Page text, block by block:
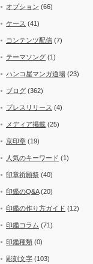
オプション (66)
ケース (41)
コンテンツ配信 (7)
テーマソング (1)
ハンコ屋マンガ道場 (23)
ブログ (362)
プレスリリース (4)
メディア掲載 (25)
京印章 (19)
人気のキーワード (1)
印章祈願祭 (40)
印鑑のQ&A(20)
印鑑の作り方ガイド (12)
印鑑コラム (71)
印鑑種類 (0)
彫刻文字 (103)